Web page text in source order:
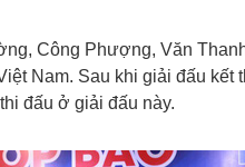
Công Phượng, Văn
Nam. Sau khi giải đấu kết
đấu ở giải đấu này.